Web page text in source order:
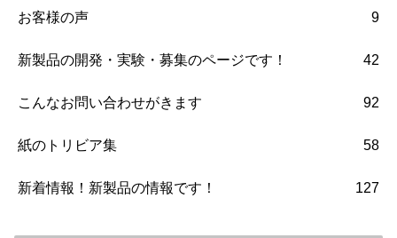
お客様の声 9
新製品の開発・実験・募集のページです！ 42
こんなお問い合わせがきます 92
紙のトリビア集 58
新着情報！新製品の情報です！ 127